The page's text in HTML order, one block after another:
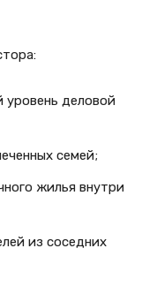
уровень деловой
семей;
жилья внутри
из соседних